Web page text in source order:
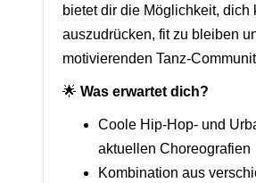
bietet dir die Möglichkeit, dich
auszudrücken, fit zu bleiben
motivierenden Tanz-
🌟 Was erwartet dich?
Coole Hip-Hop- und
aktuellen Choreografien
Kombination aus